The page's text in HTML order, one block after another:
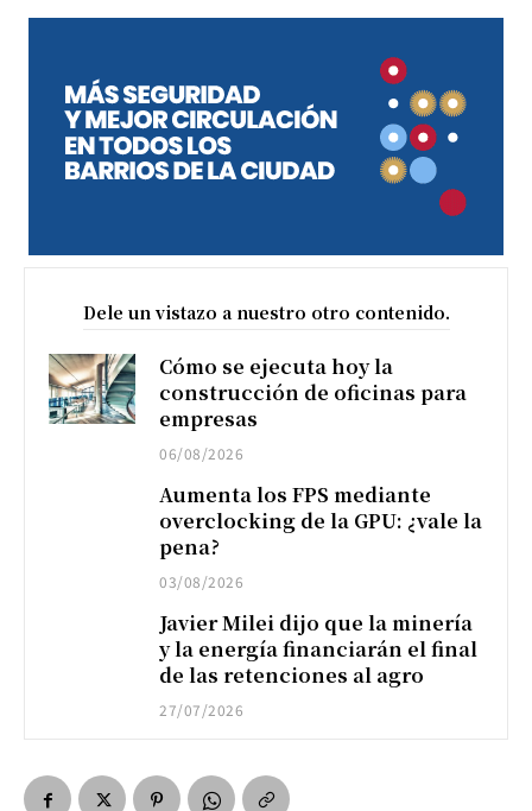
Dele un vistazo a nuestro otro contenido.
Cómo se ejecuta hoy la
construcción de oficinas para
empresas
06/08/2026
Aumenta los FPS mediante
overclocking de la GPU: ¿vale la
pena?
03/08/2026
Javier Milei dijo que la minería
y la energía financiarán el final
de las retenciones al agro
27/07/2026